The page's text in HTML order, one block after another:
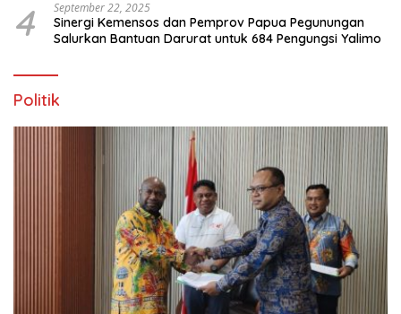
4 September 22, 2025
Sinergi Kemensos dan Pemprov Papua Pegunungan
Salurkan Bantuan Darurat untuk 684 Pengungsi Yalimo
Politik